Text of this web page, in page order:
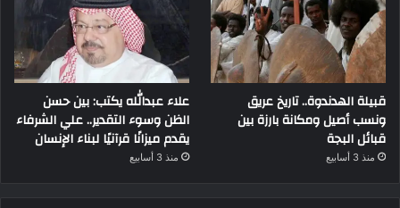
قبيلة الهدندوة.. تاريخ عريق
ونسب أصيل ومكانة بارزة بين
قبائل البجة
منذ 3 أسابيع
علاء عبدالله يكتب: بين حسن
الظن وسوء التقدير.. علي الشرفاء
يقدم ميزانًا قرآنيًا لبناء الإنسان
منذ 3 أسابيع